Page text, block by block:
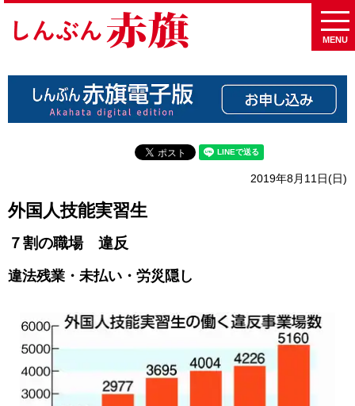
MENU
2019年8月11日(日)
外国人技能実習生
７割の職場 違反
違法残業・未払い・労災隠し